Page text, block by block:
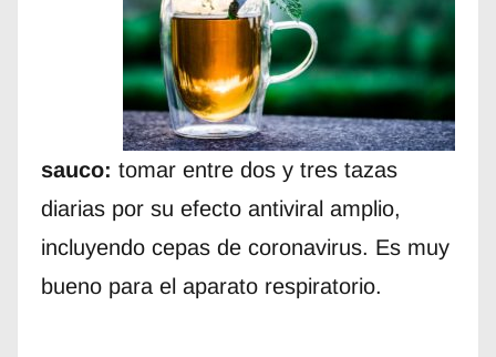
sauco: tomar entre dos y tres tazas
diarias por su efecto antiviral amplio,
incluyendo cepas de coronavirus. Es muy
bueno para el aparato respiratorio.